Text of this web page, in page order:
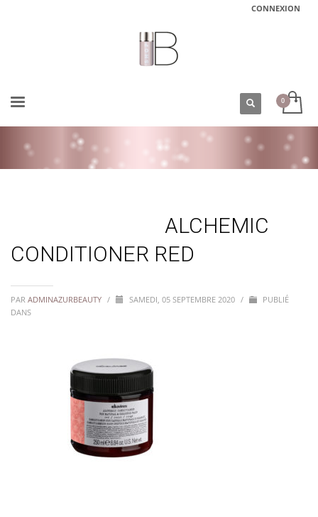
CONNEXION
ALCHEMIC
CONDITIONER RED
PAR ADMINAZURBEAUTY / SAMEDI, 05 SEPTEMBRE 2020 /
PUBLIÉ
DANS